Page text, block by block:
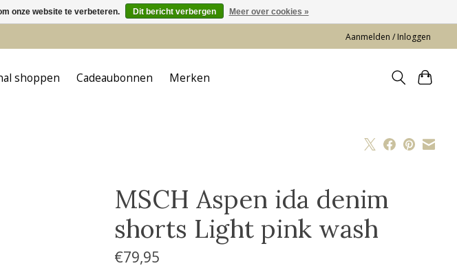
Aanmelden / Inloggen
shoppen Cadeaubonnen Merken
MSCH Aspen ida denim
shorts Light pink wash
€79,95
onze website te verbeteren. Dit bericht verbergen Meer over cookies »